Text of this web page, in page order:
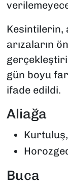
Kesintilerin,
arızaların
gün boyu
ifade edildi.
Aliağa
Buca